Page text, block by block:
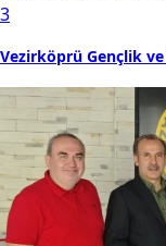
3
Vezirköprü Gençlik